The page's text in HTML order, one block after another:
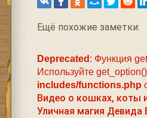
Ещё похожие заметки:
Deprecated : Функция
Используйте
includes/functions.php
Видео о кошках, коты
Уличная магия Девида